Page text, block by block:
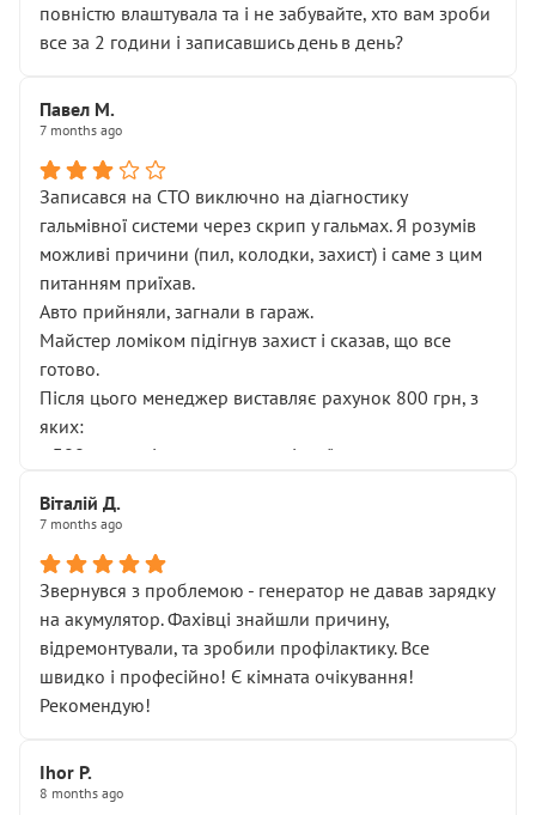
повністю влаштувала та і не забувайте, хто вам зроби
все за 2 години і записавшись день в день?
Павел М.
7 months ago
Записався на СТО виключно на діагностику
гальмівної системи через скрип у гальмах. Я розумів
можливі причини (пил, колодки, захист) і саме з цим
питанням приїхав.
Авто прийняли, загнали в гараж.
Майстер ломіком підігнув захист і сказав, що все
готово.
Після цього менеджер виставляє рахунок 800 грн, з
яких:
• 300 грн — діагностика гальмівної системи
НЕ погоджував
послуга. Тим більше, я був поруч і жодної реальної
діагностики ходової не проводилось. Після
зауваження гроші за цю “послугу” повернули, що
лише підтвердило мою правоту.
Але головне — я виїжджаю з боксу, і скрип у гальмах
залишився таким самим, як і був. Тобто оплачена
Далі ситуація тільки погіршилась:
• сказали, що тепер “потрібно знімати колеса”
Віталій Д.
7 months ago
Звернувся з проблемою - генератор не давав зарядку
на акумулятор. Фахівці знайшли причину,
відремонтували, та зробили профілактику. Все
швидко і професійно! Є кімната очікування!
Рекомендую!
Ihor P.
8 months ago